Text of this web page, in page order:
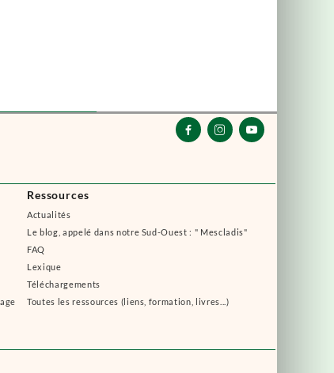
Ressources
Actualités
Le blog, appelé dans notre Sud-Ouest : " Mescladis"
FAQ
Lexique
Téléchargements
Toutes les ressources (liens, formation, livres...)
  